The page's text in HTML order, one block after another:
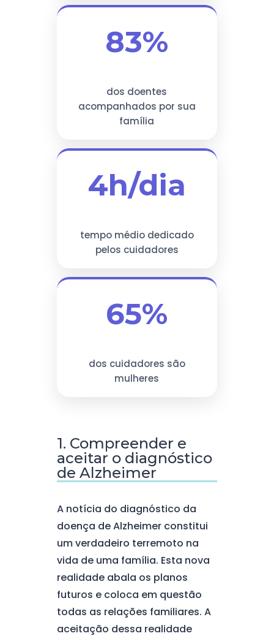
83%
dos doentes
acompanhados por sua
família
4h/dia
tempo médio dedicado
pelos cuidadores
65%
dos cuidadores são
mulheres
1. Compreender e
aceitar o diagnóstico
de Alzheimer
A notícia do diagnóstico da
doença de Alzheimer constitui
um verdadeiro terremoto na
vida de uma família. Esta nova
realidade abala os planos
futuros e coloca em questão
todas as relações familiares. A
aceitação dessa realidade